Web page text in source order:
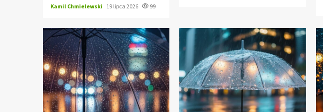
Kamil Chmielewski 19 lipca 2026 99